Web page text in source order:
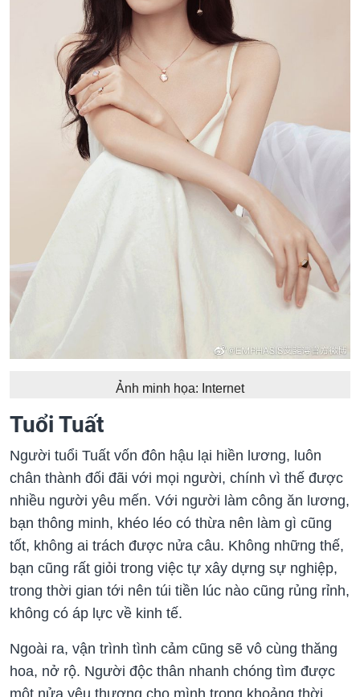
Ảnh minh họa: Internet
Tuổi Tuất
Người tuổi Tuất vốn đôn hậu lại hiền lương, luôn
chân thành đối đãi với mọi người, chính vì thế được
nhiều người yêu mến. Với người làm công ăn lương,
bạn thông minh, khéo léo có thừa nên làm gì cũng
tốt, không ai trách được nửa câu. Không những thế,
bạn cũng rất giỏi trong việc tự xây dựng sự nghiệp,
trong thời gian tới nên túi tiền lúc nào cũng rủng rỉnh,
không có áp lực về kinh tế.
Ngoài ra, vận trình tình cảm cũng sẽ vô cùng thăng
hoa, nở rộ. Người độc thân nhanh chóng tìm được
một nửa yêu thương cho mình trong khoảng thời